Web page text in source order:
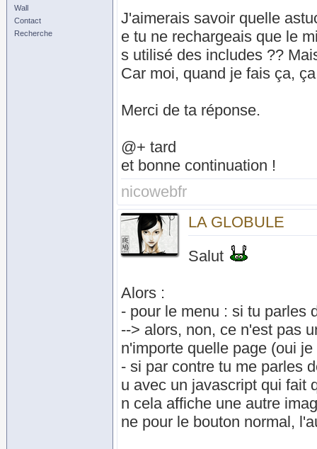
Wall
Contact
Recherche
J'aimerais savoir quelle
e tu ne rechargeais que le
s utilisé des includes ??
Car moi, quand je fais ça,
Merci de ta réponse.
@+ tard
et bonne continuation !
nicowebfr
LA GLOBULE
Salut
Alors :
- pour le menu : si tu parles
--> alors, non, ce n'est pas
n'importe quelle page (oui
- si par contre tu me parles
u avec un javascript qui fait
n cela affiche une autre
ne pour le bouton normal,